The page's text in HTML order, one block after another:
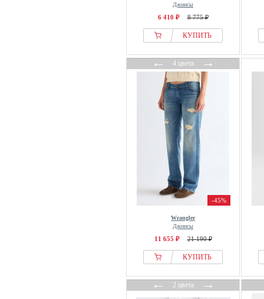
Джинсы
6 410 ₽ 8 775 ₽
КУПИТЬ
←4 цвета→
-45%
Wrangler
Джинсы
11 655 ₽ 21 190 ₽
КУПИТЬ
←2 цвета→